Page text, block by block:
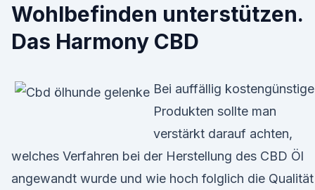
Wohlbefinden unterstützen.
Das Harmony CBD
Bei auffällig
Produkten sollte man
verstärkt darauf achten,
welches Verfahren bei der Herstellung des CBD Öl
angewandt wurde und wie hoch folglich die Qualität